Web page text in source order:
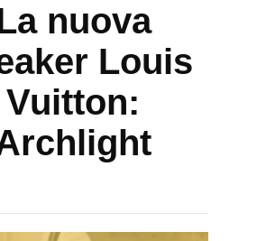
nuova
Louis
Vuitton: